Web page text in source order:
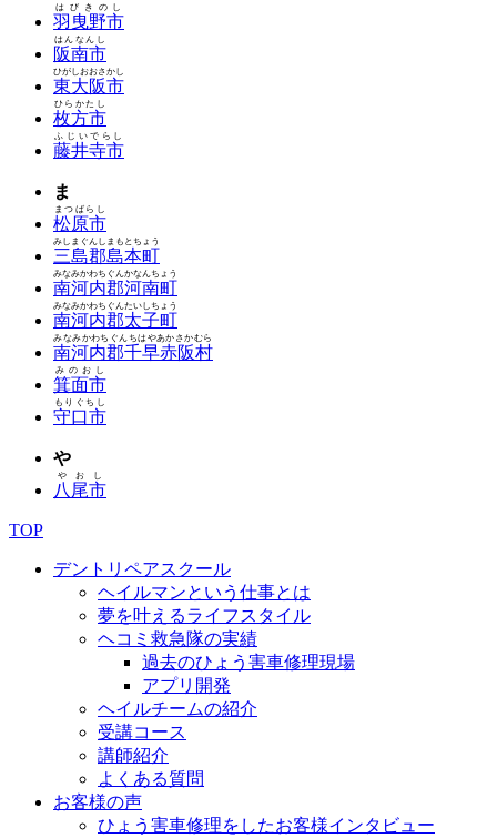
羽曳野市
はびきのし
阪南市
はんなんし
東大阪市
ひがしおおさかし
枚方市
ひらかたし
藤井寺市
ふじいでらし
ま
松原市
まつばらし
三島郡島本町
みしまぐんしまもとちょう
南河内郡河南町
みなみかわちぐんかなんちょう
南河内郡太子町
みなみかわちぐんたいしちょう
南河内郡千早赤阪村
みなみかわちぐんちはやあかさかむら
箕面市
みのおし
守口市
もりぐちし
や
八尾市
やおし
TOP
デントリペアスクール
ヘイルマンという仕事とは
夢を叶えるライフスタイル
ヘコミ救急隊の実績
過去のひょう害車修理現場
アプリ開発
ヘイルチームの紹介
受講コース
講師紹介
よくある質問
お客様の声
ひょう害車修理をしたお客様インタビュー